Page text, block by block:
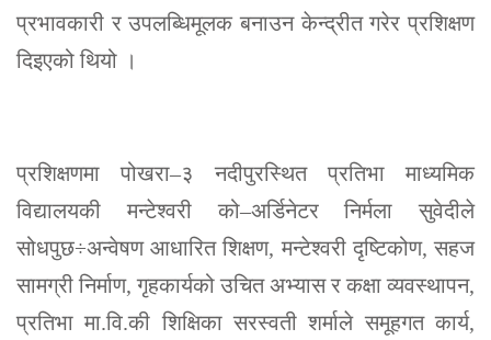
प्रभावकारी र उपलब्धिमूलक बनाउन केन्द्रीत गरेर प्रशिक्षण
दिइएको थियो ।
प्रशिक्षणमा पोखरा–३ नदीपुरस्थित प्रतिभा माध्यमिक
विद्यालयकी मन्टेश्वरी को–अर्डिनेटर निर्मला सुवेदीले
सोधपुछ÷अन्वेषण आधारित शिक्षण, मन्टेश्वरी दृष्टिकोण, सहज
सामग्री निर्माण, गृहकार्यको उचित अभ्यास र कक्षा व्यवस्थापन,
प्रतिभा मा.वि.की शिक्षिका सरस्वती शर्माले समूहगत कार्य,